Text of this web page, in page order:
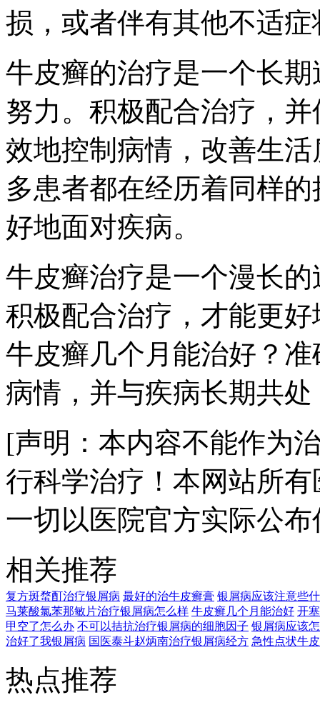
损，或者伴有其他不适
牛皮癣的治疗是一个长
努力。积极配合治疗，
效地控制病情，改善生
多患者都在经历着同样
好地面对疾病。
牛皮癣治疗是一个漫长
积极配合治疗，才能更
牛皮癣几个月能治好？
病情，并与疾病长期共
[声明：本内容不能作为
行科学治疗！本网站所
一切以医院官方实际公
相关推荐
复方斑蝥酊治疗银屑病 最好的治牛皮癣膏 银屑病应该注意些
马莱酸氯苯那敏片治疗银屑病怎么样 牛皮癣几个月能治好 开
甲空了怎么办 不可以拮抗治疗银屑病的细胞因子 银屑病应该
治好了我银屑病 国医泰斗赵炳南治疗银屑病经方 急性点状牛
热点推荐